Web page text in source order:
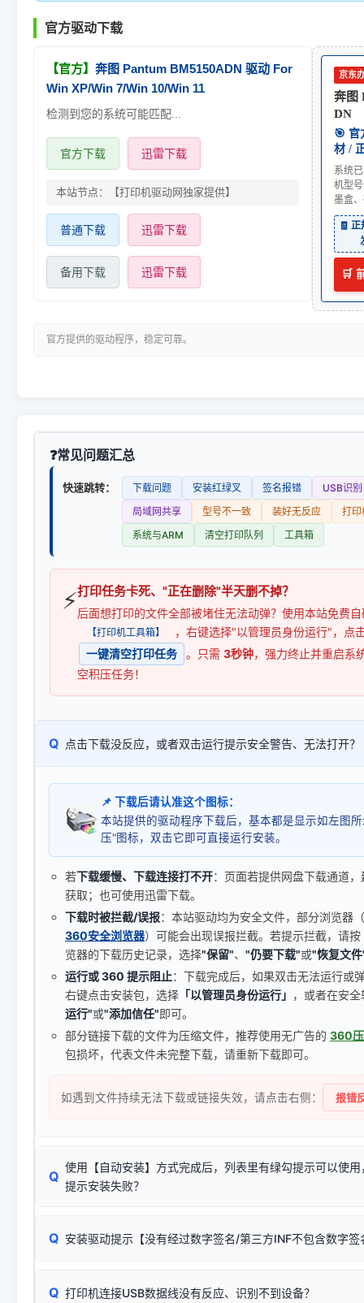
官方驱动下载
【官方】 奔图 Pantum BM5150ADN 驱动 For
Win XP/Win 7/Win 10/Win 11
检测到您的系统可能匹配...
官方下载 迅雷下载
本站节点：【打印机驱动网独家提供】
普通下载 迅雷下载
备用下载 迅雷下载
京东
奔图
DN
🎯 官
材 /
系统
机型
墨盒
🧾
🛒
官方提供的驱动程序，稳定可靠。
常见问题汇总
快速跳转： 下载问题 安装红绿叉 签名报错
USB识别
局域网共享
型号不一致 装好无反应
打印
系统与ARM
清空打印队列 工具箱
⚡打印任务卡死、"正在删除"半天删不掉？
后面想打印的文件全部被堵住无法动弹？使用本站免费
【打印机工具箱】
，右键选择"以管理员身份运行"，点
一键清空打印任务
。只需 3秒钟，强力终止并重启系
空积压任务！
Q 点击下载没反应，或者双击运行提示安全警告、无法打开？
📌 下载后请认准这个图标：
本站提供的驱动程序下载后，基本都是显示如左图
压"图标，双击它即可直接运行安装。
若下载缓慢、下载连接打不开：页面若提供网盘下载通道
获取；也可使用迅雷下载。
下载时被拦截/误报：本站驱动均为安全文件，部分浏览器
360安全浏览器）可能会出现误报拦截。若提示拦截，请按
览器的下载历史记录，选择"保留"、 "仍要下载"或"恢复文
运行或 360 提示阻止：下载完成后，如果双击无法运行或
右键点击安装包，选择 「以管理员身份运行」 ，或者在安
运行"或"添加信任"即可。
部分链接下载的文件为压缩文件，推荐使用无广告的 360
包损坏，代表文件未完整下载，请重新下载即可。
如遇到文件持续无法下载或链接失效，请点击右侧： 报错
Q
使用【自动安装】方式完成后，列表里有绿勾提示可以使
提示安装失败？
由于本站驱动包集成了32位和64位驱动，自动安装程序在运
✔ 可以使用了 ：代表与您当
Q 安装驱动提示【没有经过数字签名/第三方INF不包含数字
往往会弹出此类提示。
Q 打印机连接USB数据线没有反应、识别不到设备？